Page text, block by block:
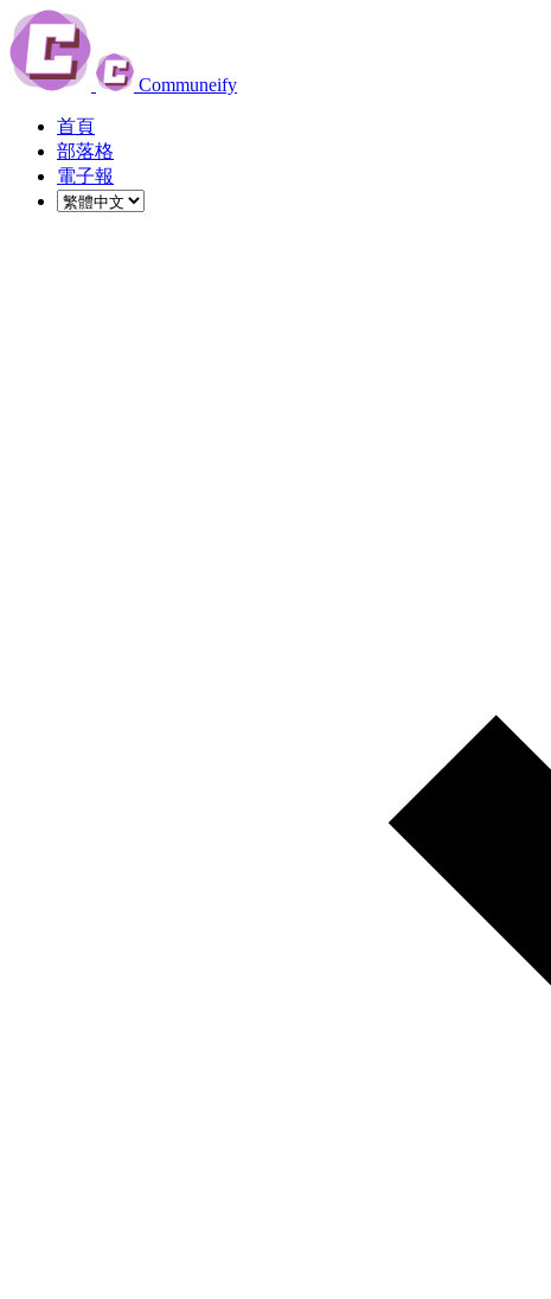
Communeify
首頁
部落格
電子報